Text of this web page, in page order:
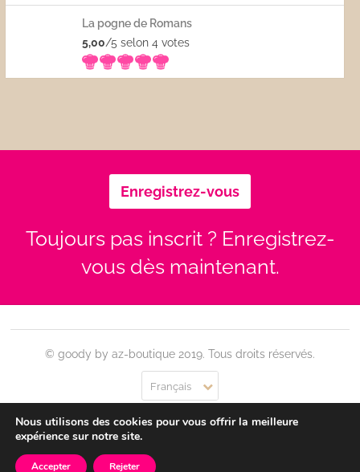
La pogne de Romans
5,00/5 selon 4votes
Enregistrez-vous
Toujours pas inscrit ? Enregistrez-
vous dès maintenant.
© goody by az-boutique 2019. Tous droits réservés.
Français
Contact Se connecter Confidentialité CGU
Nous utilisons des cookies pour vous offrir la meilleure
expérience sur notre site.
Accepter Rejeter